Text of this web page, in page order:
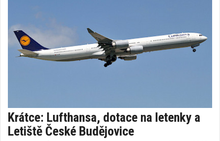
Krátce: Lufthansa, dotace na letenky a
Letiště České Budějovice